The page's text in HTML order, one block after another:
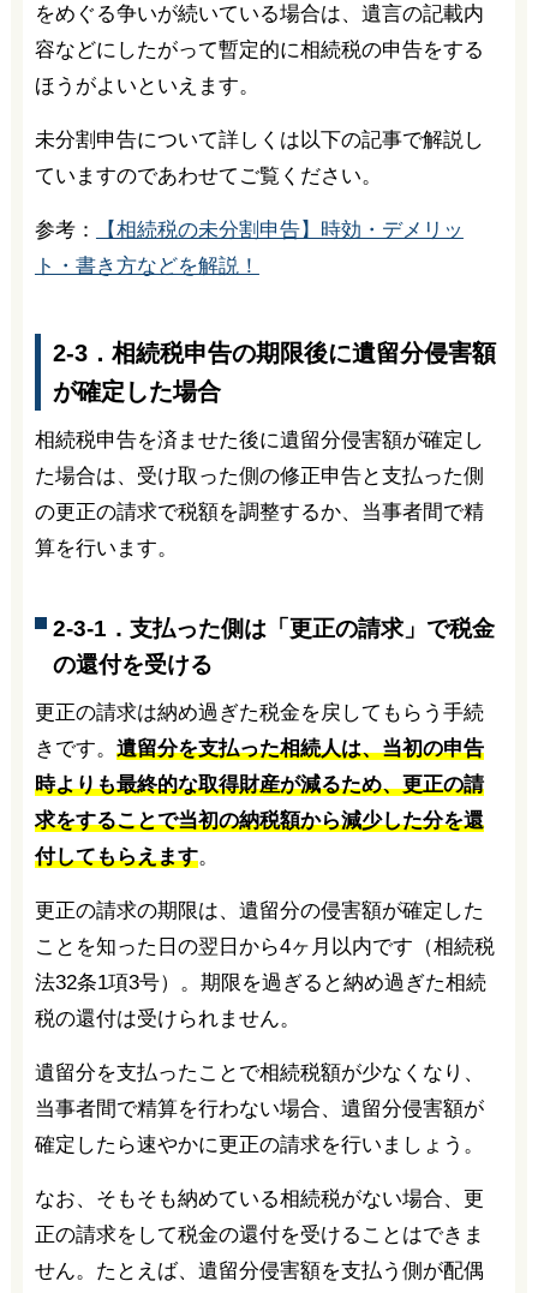
をめぐる争いが続いている場合は、遺言の記載内
容などにしたがって暫定的に相続税の申告をする
ほうがよいといえます。
未分割申告について詳しくは以下の記事で解説し
ていますのであわせてご覧ください。
参考：
【相続税の未分割申告】時効・デメリッ
ト・書き方などを解説！
2-3．相続税申告の期限後に遺留分侵害額
が確定した場合
相続税申告を済ませた後に遺留分侵害額が確定し
た場合は、受け取った側の修正申告と支払った側
の更正の請求で税額を調整するか、当事者間で精
算を行います。
2-3-1．支払った側は「更正の請求」で税金
の還付を受ける
更正の請求は納め過ぎた税金を戻してもらう手続
きです。 遺留分を支払った相続人は、当初の申告
時よりも最終的な取得財産が減るため、更正の請
求をすることで当初の納税額から減少した分を還
付してもらえます。
更正の請求の期限は、遺留分の侵害額が確定した
ことを知った日の翌日から4ヶ月以内です（相続税
法32条1項3号）。期限を過ぎると納め過ぎた相続
税の還付は受けられません。
遺留分を支払ったことで相続税額が少なくなり、
当事者間で精算を行わない場合、遺留分侵害額が
確定したら速やかに更正の請求を行いましょう。
なお、そもそも納めている相続税がない場合、更
正の請求をして税金の還付を受けることはできま
せん。たとえば、遺留分侵害額を支払う側が配偶